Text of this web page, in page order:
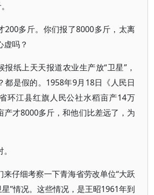
200多斤。你们报了8000多斤，太离
虚吗？
报纸上天天报道农业生产放“卫星”，
都是假的。1958年9月18日《人民日
环江县红旗人民公社水稻亩产14万
产才8000多斤，和他们比差远了，为
来仔细考察一下青海省劳改单位“大跃
星”情况。这些情况，是王昭1961年到